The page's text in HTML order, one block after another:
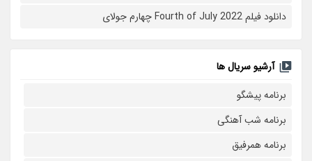
دانلود فیلم Fourth of July 2022 چهارم جولای
آرشیو سریال ها
برنامه پیشگو
برنامه شب آهنگی
برنامه همرفیق